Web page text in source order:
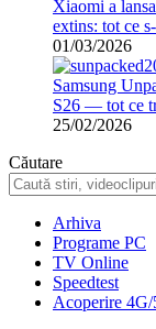
Xiaomi a
extins: tot ce
01/03/2026
Samsung
S26 — tot ce
25/02/2026
Căutare
Arhiva
Programe PC
TV Online
Speedtest
Acoperire 4G/